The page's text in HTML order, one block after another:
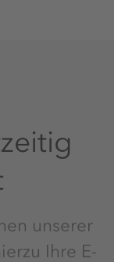
unserer
Ihre E-